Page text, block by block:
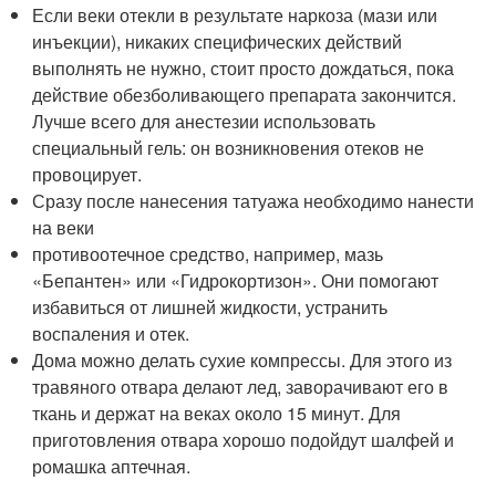
Если веки отекли в результате наркоза (мази или
инъекции), никаких специфических действий
выполнять не нужно, стоит просто дождаться, пока
действие обезболивающего препарата закончится.
Лучше всего для анестезии использовать
специальный гель: он возникновения отеков не
провоцирует.
Сразу после нанесения татуажа необходимо нанести
на веки
противоотечное средство, например, мазь
«Бепантен» или «Гидрокортизон». Они помогают
избавиться от лишней жидкости, устранить
воспаления и отек.
Дома можно делать сухие компрессы. Для этого из
травяного отвара делают лед, заворачивают его в
ткань и держат на веках около 15 минут. Для
приготовления отвара хорошо подойдут шалфей и
ромашка аптечная.